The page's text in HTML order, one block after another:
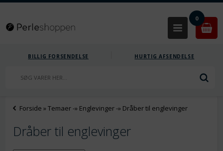
0
BILLIG FORSENDELSE HURTIG AFSENDELSE
Forside »Temaer-» Englevinger-» Dråber til englevinger
Dråber til englevinger